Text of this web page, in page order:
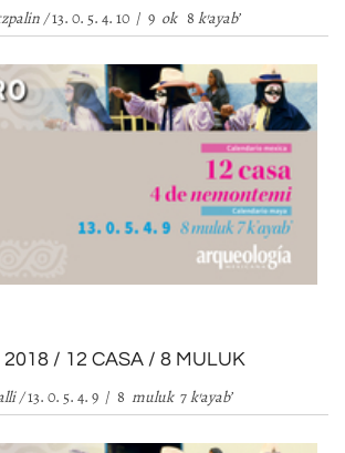
/13. 0. 5. 4. 10 / 9 ok8 k’ayab’
2018 / 12 CASA / 8 MULUK
/13. 0. 5. 4. 9 / 8 muluk7k’ayab’